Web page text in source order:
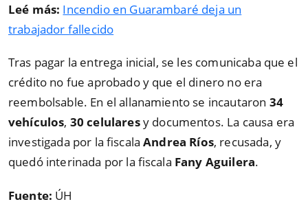
Leé más: Incendio en Guarambaré deja un
trabajador fallecido
Tras pagar la entrega inicial, se les comunicaba que el
crédito no fue aprobado y que el dinero no era
reembolsable. En el allanamiento se incautaron 34
vehículos, 30 celularesy documentos. La causa era
investigada por la fiscalaAndrea Ríos, recusada, y
quedó interinada por la fiscala Fany Aguilera.
Fuente: ÚH